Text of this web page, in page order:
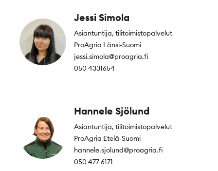
Jessi Simola
Asiantuntija, tilitoimistopalvelut
ProAgria Länsi-Suomi
jessi.simola@proagria.fi
050 4331654
Hannele Sjölund
Asiantuntija, tilitoimistopalvelut
ProAgria Etelä-Suomi
hannele.sjolund@proagria.fi
050 477 6171